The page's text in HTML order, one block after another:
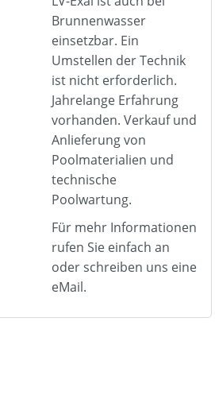
Brunnenwasser
einsetzbar. Ein
Umstellen der Technik
ist nicht erforderlich.
Jahrelange Erfahrung
vorhanden. Verkauf und
Anlieferung von
Poolmaterialien und
technische
Poolwartung.
Für mehr Informationen
rufen Sie einfach an
oder schreiben uns eine
eMail.